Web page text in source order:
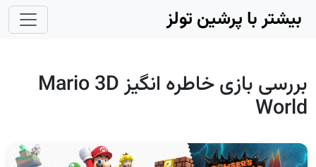
Skip to main content
بیشتر با پرشین تولز
بررسی بازی خاطره انگیز Mario 3D
World